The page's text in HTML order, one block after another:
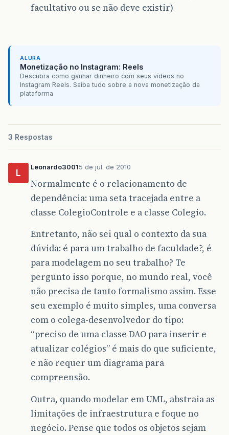
facultativo ou se não deve existir)
ALURA
Monetização no Instagram: Reels
Descubra como ganhar dinheiro com seus vídeos no
Instagram Reels. Saiba tudo sobre a nova monetização da
plataforma
3 Respostas
L
Leonardo30015 de jul. de 2010
Normalmente é o relacionamento de
dependência: uma seta tracejada entre a
classe ColegioControle e a classe Colegio.
Entretanto, não sei qual o contexto da sua
dúvida: é para um trabalho de faculdade?, é
para modelagem no seu trabalho? Te
pergunto isso porque, no mundo real, você
não precisa de tanto formalismo assim. Esse
seu exemplo é muito simples, uma conversa
com o colega-desenvolvedor do tipo:
“preciso de uma classe DAO para inserir e
atualizar colégios” é mais do que suficiente,
e não requer um diagrama para
compreensão.
Outra, quando modelar em UML, abstraia as
limitações de infraestrutura e foque no
negócio. Pense que todos os objetos sejam